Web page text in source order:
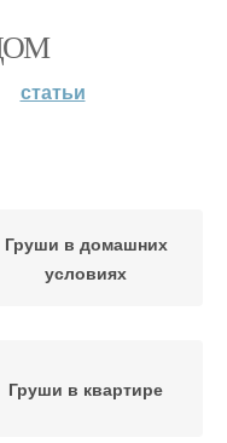
статьи
Груши в домашних
условиях
Груши в квартире